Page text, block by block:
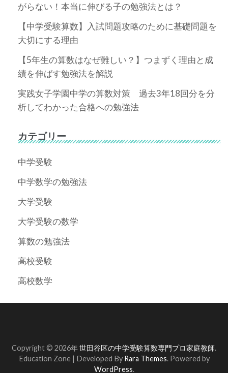
がらない！本当に伸びる子の勉強法とは？
【中学受験算数】入試問題攻略のために基礎問題を
大切にする理由
【5年生の算数はなぜ難しい？】つまずく理由と成
績を伸ばす勉強法を解説
実践女子学園中学の算数対策 過去3年18回分を分
析してわかった合格への勉強法
カテゴリー
中学受験
中学数学の勉強法
大学受験
大学受験の数学
算数の勉強法
高校受験
高校数学
Copyright © 2026年世田谷区の中学受験算数専門プロ家庭教師.
Education Zone | Developed By Rara Themes. Powered by
WordPress.